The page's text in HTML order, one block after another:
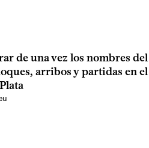
de una vez los nombres del
arribos y partidas en el